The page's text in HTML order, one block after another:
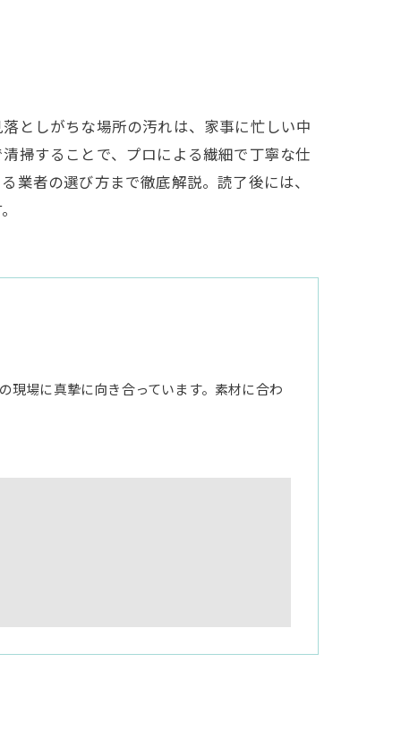
としがちな場所の汚れは、家事に忙しい中
掃することで、プロによる繊細で丁寧な仕
業者の選び方まで徹底解説。読了後には、
現場に真摯に向き合っています。素材に合わ